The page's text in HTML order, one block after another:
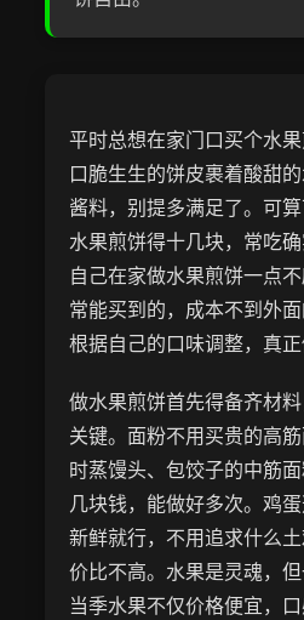
平时总想在家门口买个水
口脆生生的饼皮裹着酸甜
酱料，别提多满足了。可
水果煎饼得十几块，常吃
自己在家做水果煎饼一点
常能买到的，成本不到外
根据自己的口味调整，真正
做水果煎饼首先得备齐材
关键。面粉不用买贵的高
时蒸馒头、包饺子的中筋
几块钱，能做好多次。鸡蛋
新鲜就行，不用追求什么
价比不高。水果是灵魂，但
当季水果不仅价格便宜，